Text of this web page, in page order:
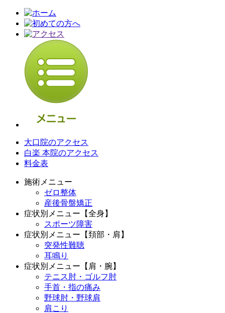
大口院のアクセス
白楽 本院のアクセス
料金表
施術メニュー
ゼロ整体
産後骨盤矯正
症状別メニュー【全身】
スポーツ障害
症状別メニュー【頚部・肩】
突発性難聴
耳鳴り
症状別メニュー【肩・腕】
テニス肘・ゴルフ肘
手首・指の痛み
野球肘・野球肩
肩こり